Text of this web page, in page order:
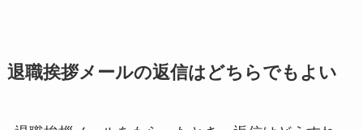
退職挨拶メールの返信はどちらでもよい